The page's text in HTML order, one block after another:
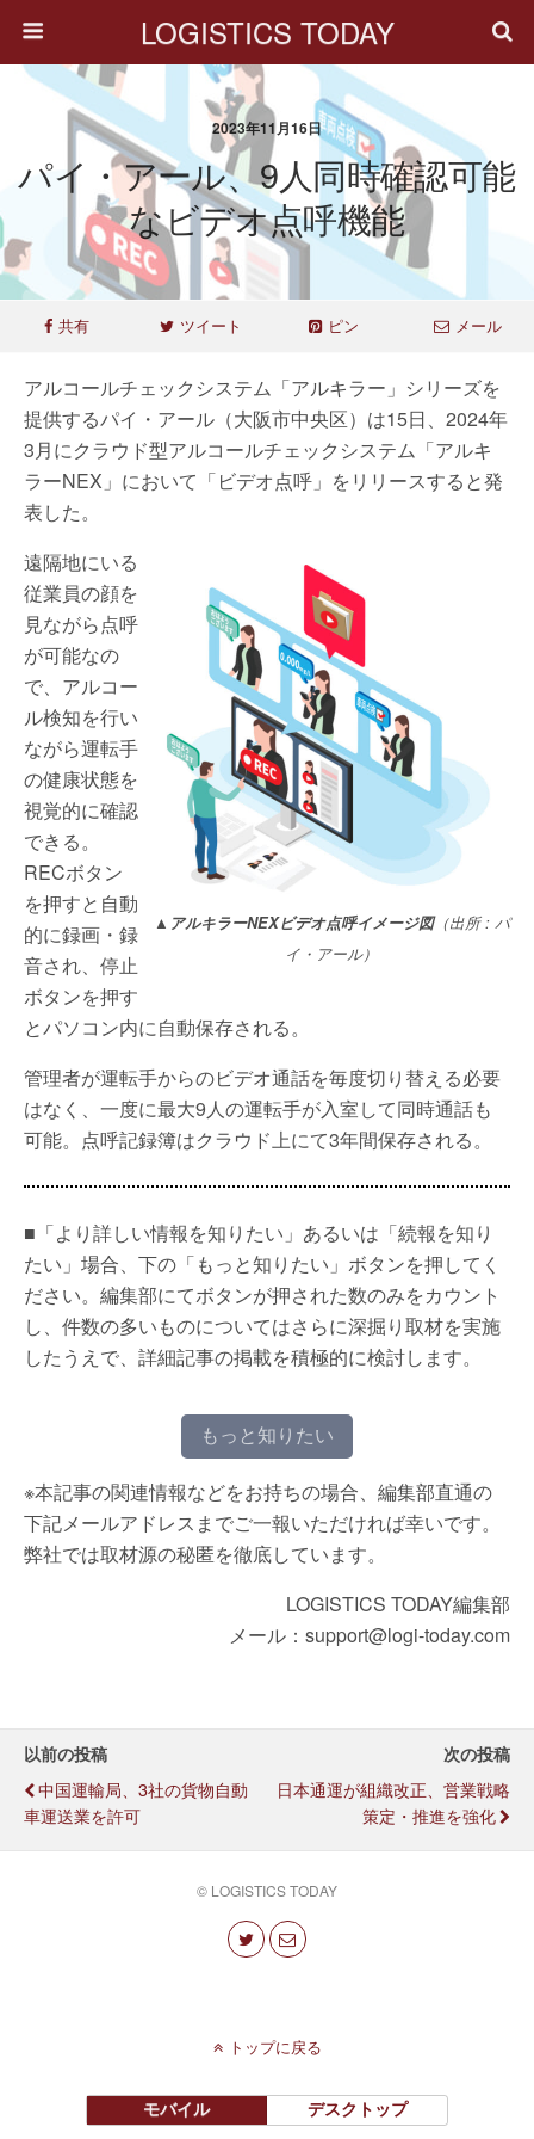
LOGISTICS TODAY
2023年11月16日
パイ・アール、9人同時確認可能
なビデオ点呼機能
共有 ツイート ピン メール
アルコールチェックシステム「アルキラー」シリーズを
提供するパイ・アール（大阪市中央区）は15日、2024年
3月にクラウド型アルコールチェックシステム「アルキ
ラーNEX」において「ビデオ点呼」をリリースすると発
表した。
▲アルキラーNEXビデオ点呼イメージ図（出所 : パ
イ・アール）
遠隔地にいる
従業員の顔を
見ながら点呼
が可能なの
で、アルコー
ル検知を行い
ながら運転手
の健康状態を
視覚的に確認
できる。
RECボタン
を押すと自動
的に録画・録
音され、停止
ボタンを押す
とパソコン内に自動保存される。
管理者が運転手からのビデオ通話を毎度切り替える必要
はなく、一度に最大9人の運転手が入室して同時通話も
可能。点呼記録簿はクラウド上にて3年間保存される。
■「より詳しい情報を知りたい」あるいは「続報を知り
たい」場合、下の「もっと知りたい」ボタンを押してく
ださい。編集部にてボタンが押された数のみをカウント
し、件数の多いものについてはさらに深掘り取材を実施
したうえで、詳細記事の掲載を積極的に検討します。
もっと知りたい
※本記事の関連情報などをお持ちの場合、編集部直通の
下記メールアドレスまでご一報いただければ幸いです。
弊社では取材源の秘匿を徹底しています。
LOGISTICS TODAY編集部
メール：support@logi-today.com
以前の投稿
中国運輸局、3社の貨物自動
車運送業を許可
次の投稿
日本通運が組織改正、営業戦略
策定・推進を強化
© LOGISTICS TODAY
トップに戻る
モバイル デスクトップ